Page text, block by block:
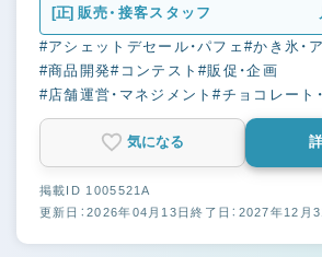
[正] 販売・接客スタッフ
#アシェットデセール・パフェ#かき氷・
#商品開発#コンテスト#販促・企画
#店舗運営・マネジメント#チョコレート
気になる
掲載ID 1005521A
更新日：2026年04月13日終了日：2027年12月